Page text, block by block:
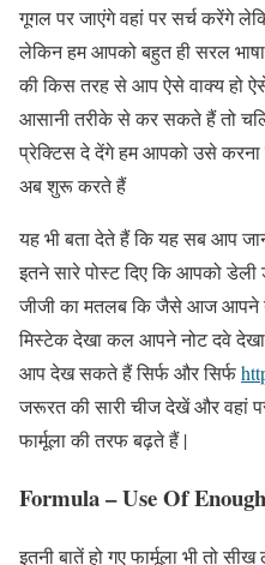
गूगल पर जाएंगे वहां पर सर्च करेंगे
लेकिन हम आपको बहुत ही सरल
की किस तरह से आप ऐसे वाक्य हो
आसानी तरीके से कर सकते हैं तो
प्रेक्टिस दे देंगे हम आपको उसे करना
अब शुरू करते हैं
यह भी बता देते हैं कि यह सब आप
इतने सारे पोस्ट दिए कि आपको
जीजी का मतलब कि जैसे आज आपने
मिस्टेक देखा कल आपने नोट दवे
आप देख सकते हैं सिर्फ और सिर्फ
जरूरत की सारी चीज देखें और वहां
फार्मूला की तरफ बढ़ते हैं |
Formula – Use Of
इतनी बातें हो गए फार्मूला भी तो